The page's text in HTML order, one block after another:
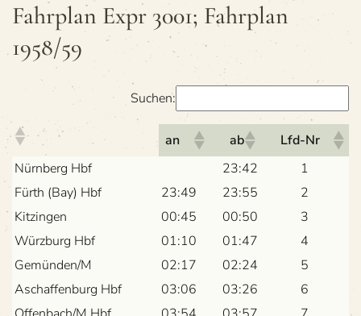
Fahr­plan Expr 3001; Fahr­plan
1958/59
Suchen:
an ab
Lfd-Nr
Nürn­berg Hbf
23:42
1
Fürth (Bay) Hbf
23:49 23:55
2
Kit­zin­gen
00:45 00:50
3
Würz­burg Hbf
01:10 01:47
4
Gemünden/M
02:17 02:24
5
Aschaf­fen­burg Hbf
03:06 03:26
6